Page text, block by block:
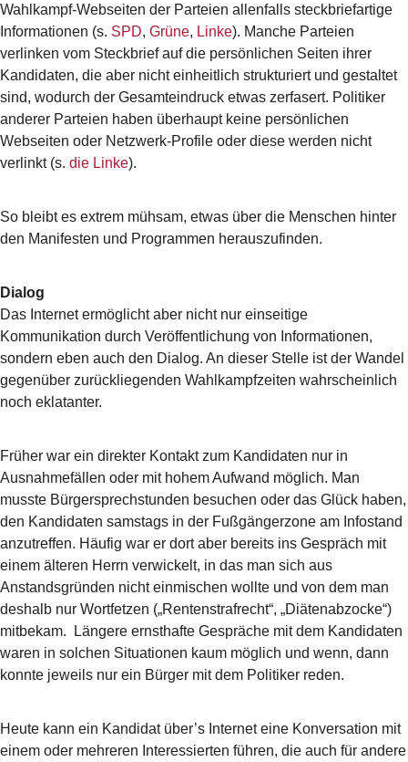
Wahlkampf-Webseiten der Parteien allenfalls steckbriefartige
Informationen (s. SPD, Grüne, Linke). Manche Parteien
verlinken vom Steckbrief auf die persönlichen Seiten ihrer
Kandidaten, die aber nicht einheitlich strukturiert und gestaltet
sind, wodurch der Gesamteindruck etwas zerfasert. Politiker
anderer Parteien haben überhaupt keine persönlichen
Webseiten oder Netzwerk-Profile oder diese werden nicht
verlinkt (s. die Linke).
So bleibt es extrem mühsam, etwas über die Menschen hinter
den Manifesten und Programmen herauszufinden.
Dialog
Das Internet ermöglicht aber nicht nur einseitige
Kommunikation durch Veröffentlichung von Informationen,
sondern eben auch den Dialog. An dieser Stelle ist der Wandel
gegenüber zurückliegenden Wahlkampfzeiten wahrscheinlich
noch eklatanter.
Früher war ein direkter Kontakt zum Kandidaten nur in
Ausnahmefällen oder mit hohem Aufwand möglich. Man
musste Bürgersprechstunden besuchen oder das Glück haben,
den Kandidaten samstags in der Fußgängerzone am Infostand
anzutreffen. Häufig war er dort aber bereits ins Gespräch mit
einem älteren Herrn verwickelt, in das man sich aus
Anstandsgründen nicht einmischen wollte und von dem man
deshalb nur Wortfetzen („Rentenstrafrecht“, „Diätenabzocke“)
mitbekam. Längere ernsthafte Gespräche mit dem Kandidaten
waren in solchen Situationen kaum möglich und wenn, dann
konnte jeweils nur ein Bürger mit dem Politiker reden.
Heute kann ein Kandidat über’s Internet eine Konversation mit
einem oder mehreren Interessierten führen, die auch für andere